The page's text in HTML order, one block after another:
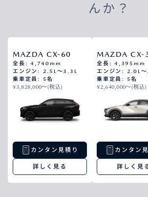
んか？
MAZDA CX-60
全長: 4,740mm
エンジン: 2.5L～3.3L
乗車定員: 5名
¥3,828,000〜(税込)
カンタン見積り
詳しく見る
MAZDA CX-
全長: 4,395mm
エンジン: 2.0L
乗車定員: 5名
¥2,640,000〜(税込)
カンタン
詳しく見